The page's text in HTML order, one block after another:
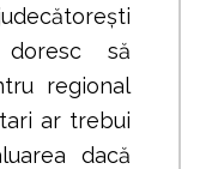
doresc să
regional
ar trebui
dacă